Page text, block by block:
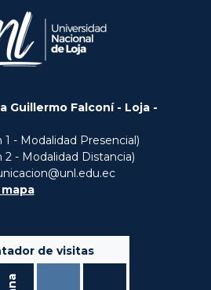
Guillermo Falconí - Loja -
1 - Modalidad Presencial)
2 - Modalidad Distancia)
de visitas